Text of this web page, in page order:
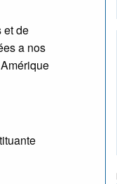
et de
a nos